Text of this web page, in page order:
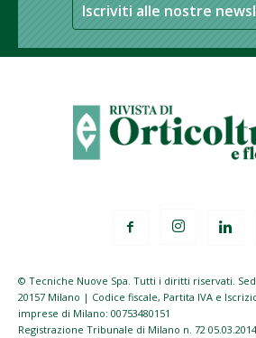
Iscriviti alle nostre
© Tecniche Nuove Spa. Tutti i diritti riservati.
20157 Milano | Codice fiscale, Partita IVA e
imprese di Milano: 00753480151
Registrazione Tribunale di Milano n. 72